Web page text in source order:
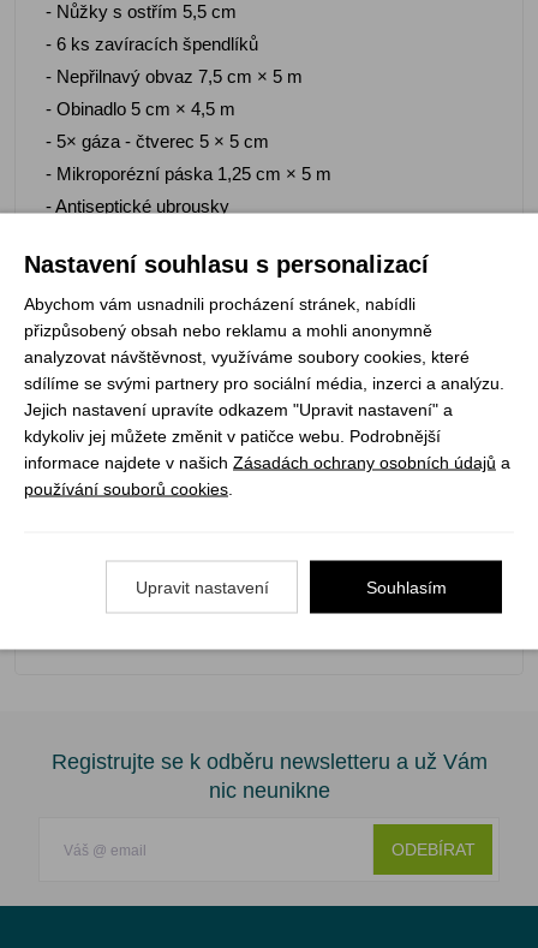
- Nůžky s ostřím 5,5 cm
- 6 ks zavíracích špendlíků
- Nepřilnavý obvaz 7,5 cm × 5 m
- Obinadlo 5 cm × 4,5 m
- 5× gáza - čtverec 5 × 5 cm
- Mikroporézní páska 1,25 cm × 5 m
- Antiseptické ubrousky
- Gel na popáleniny
- Sterilní krycí čtverec 5 × 5 cm
- Sterilní krycí čtverec 10 × 10 cm
- Látkové náplasti
Parametry:
- Hmotnost: 241 g
- Rozměr: 140 x 110 x 50 mm
Materiál:
Registrujte se k odběru newsletteru a už Vám
nic neunikne
ODEBÍRAT
Nastavení souhlasu s personalizací
Abychom vám usnadnili procházení stránek, nabídli
přizpůsobený obsah nebo reklamu a mohli anonymně
analyzovat návštěvnost, využíváme soubory cookies, které
sdílíme se svými partnery pro sociální média, inzerci a analýzu.
Jejich nastavení upravíte odkazem "Upravit nastavení" a
kdykoliv jej můžete změnit v patičce webu. Podrobnější
informace najdete v našich Zásadách ochrany osobních údajů a
používání souborů cookies
Upravit nastavení Souhlasím